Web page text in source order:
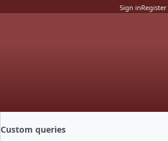
Sign inRegister
Custom queries